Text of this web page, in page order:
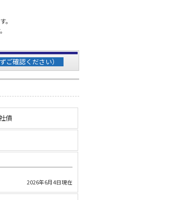
。
ご確認ください）
債
2026年6月4日現在